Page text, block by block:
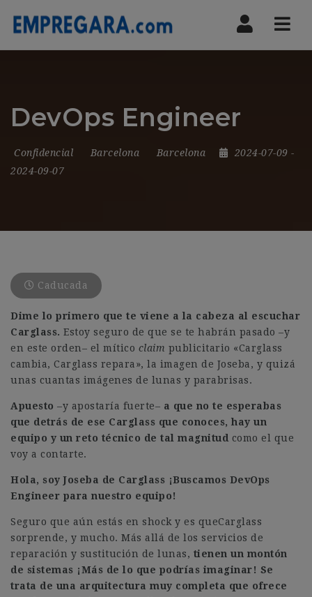
DevOps Engineer
Confidencial Barcelona Barcelona 2024-07-09 -
2024-09-07
Caducada
Dime lo primero que te viene a la cabeza al escuchar
Carglass. Estoy seguro de que se te habrán pasado –y
en este orden– el mítico claim publicitario «Carglass
cambia, Carglass repara», la imagen de Joseba, y quizá
unas cuantas imágenes de lunas y parabrisas.
Apuesto –y apostaría fuerte– a que no te esperabas
que detrás de ese Carglass que conoces, hay un
equipo y un reto técnico de tal magnitud como el que
voy a contarte.
Hola, soy Joseba de Carglass ¡Buscamos DevOps
Engineer para nuestro equipo!
Seguro que aún estás en shock y es queCarglass
sorprende, y mucho. Más allá de los servicios de
reparación y sustitución de lunas, tienen un montón
de sistemas ¡Más de lo que podrías imaginar! Se
trata de una arquitectura muy completa que ofrece